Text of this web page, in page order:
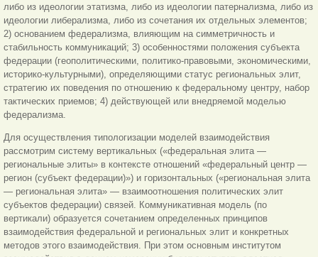
либо из идеологии этатизма, либо из идеологии патернализма, либо из
идеологии либерализма, либо из сочетания их отдельных элементов;
2) основанием федерализма, влияющим на симметричность и
стабильность коммуникаций; 3) особенностями положения субъекта
федерации (геополитическими, политико-правовыми, экономическими,
историко-культурными), определяющими статус региональных элит,
стратегию их поведения по отношению к федеральному центру, набор
тактических приемов; 4) действующей или внедряемой моделью
федерализма.
Для осуществления типологизации моделей взаимодействия
рассмотрим систему вертикальных («федеральная элита —
региональные элиты» в контексте отношений «федеральный центр —
регион (субъект федерации)») и горизонтальных («региональная элита
— региональная элита» — взаимоотношения политических элит
субъектов федерации) связей. Коммуникативная модель (по
вертикали) образуется сочетанием определенных принципов
взаимодействия федеральной и региональных элит и конкретных
методов этого взаимодействия. При этом основным институтом